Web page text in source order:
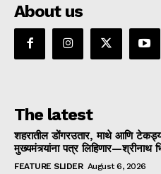
About us
The latest
शहरातील डोंगरउतार, माथे आणि
मुख्यमंत्र्यांना पत्र लिहिणार—श्रीनाथ
FEATURE SLIDER August 6, 2026